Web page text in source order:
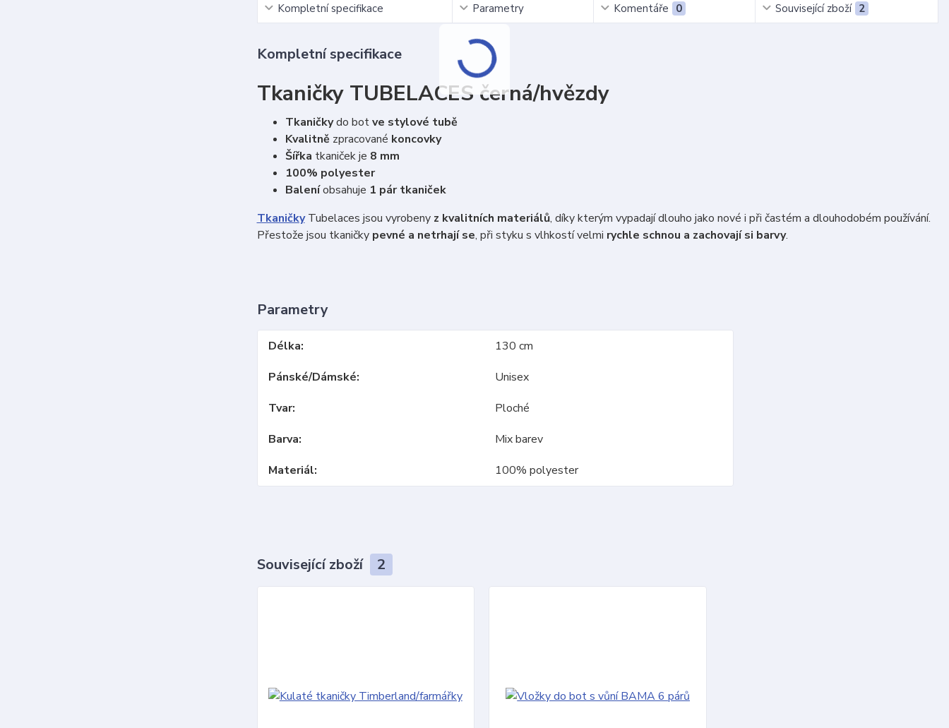
Kompletní specifikace Parametry Komentáře 0 Související zboží 2
Kompletní specifikace
Tkaničky TUBELACES černá/hvězdy
Tkaničkydo botve stylové tubě
Kvalitně zpracované koncovky
Šířka tkaniček je 8 mm
100% polyester
Baleníobsahuje 1 pár tkaniček
TkaničkyTubelaces jsou vyrobeny z kvalitních materiálů, díky kterým vypadají dlouho jako nové i při častém a dlouhodobém používání.
Přestože jsou tkaničky pevné a netrhají se, při styku s vlhkostí velmi rychle schnou a zachovají si barvy.
Parametry
Délka
130 cm
Pánské/Dámské
Unisex
Tvar
Ploché
Barva
Mix barev
Materiál
100% polyester
Související zboží 2